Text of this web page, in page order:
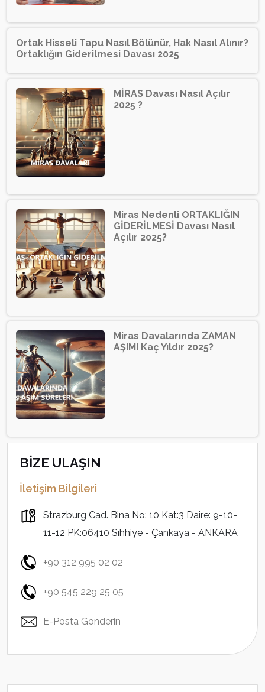
Ortak Hisseli Tapu Nasıl Bölünür, Hak Nasıl Alınır?
Ortaklığın Giderilmesi Davası 2025
MİRAS Davası Nasıl Açılır
2025 ?
Miras Nedenli ORTAKLIĞIN
GİDERİLMESİ Davası Nasıl
Açılır 2025?
Miras Davalarında ZAMAN
AŞIMI Kaç Yıldır 2025?
BİZE ULAŞIN
İletişim Bilgileri
Strazburg Cad. Bina No: 10 Kat:3 Daire: 9-10-
11-12 PK:06410 Sıhhiye - Çankaya - ANKARA
+90 312 995 02 02
+90 545 229 25 05
E-Posta Gönderin